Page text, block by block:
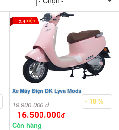
3.4
Xe Máy Điện DK Lyva Moda
19.900.000 đ - 18 %
16.500.000đ
Còn hàng